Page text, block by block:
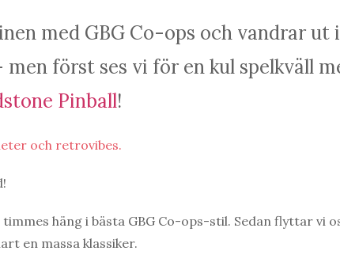
med GBG Co-ops och vandrar ut
först ses vi för en kul spelkväll
Pinball!
och retrovibes.
häng i bästa GBG Co-ops-stil. Sedan flyttar vi
en massa klassiker.